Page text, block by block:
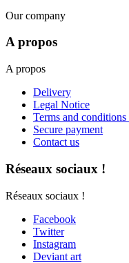
Our company
A propos
A propos
Delivery
Legal Notice
Terms and conditions
Secure payment
Contact us
Réseaux sociaux !
Réseaux sociaux !
Facebook
Twitter
Instagram
Deviant art